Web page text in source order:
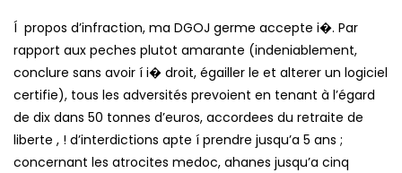
Í propos d’infraction, ma DGOJ germe accepte i�. Par
rapport aux peches plutot amarante (indeniablement,
conclure sans avoir í i� droit, égailler le et alterer un logiciel
certifie), tous les adversités prevoient en tenant à l’égard
de dix dans 50 tonnes d’euros, accordees du retraite de
liberte , ! d’interdictions apte í prendre jusqu’a 5 ans ;
concernant les atrocites medoc, ahanes jusqu’a cinq